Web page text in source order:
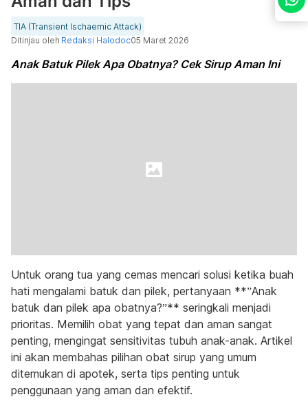
TIA (Transient Ischaemic Attack)
Ditinjau oleh Redaksi Halodoc05 Maret 2026
Anak Batuk Pilek Apa Obatnya? Cek Sirup Aman Ini
Untuk orang tua yang cemas mencari solusi ketika buah
hati mengalami batuk dan pilek, pertanyaan **”Anak
batuk dan pilek apa obatnya?”** seringkali menjadi
prioritas. Memilih obat yang tepat dan aman sangat
penting, mengingat sensitivitas tubuh anak-anak. Artikel
ini akan membahas pilihan obat sirup yang umum
ditemukan di apotek, serta tips penting untuk
penggunaan yang aman dan efektif.